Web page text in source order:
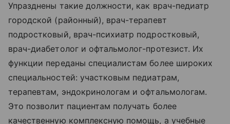
Упразднены такие должности, как врач-педиатр
городской (районный), врач-терапевт
подростковый, врач-психиатр подростковый,
врач-диабетолог и офтальмолог-протезист. Их
функции переданы специалистам более широких
специальностей: участковым педиатрам,
терапевтам, эндокринологам и офтальмологам.
Это позволит пациентам получать более
качественную комплексную помощь, а учебные